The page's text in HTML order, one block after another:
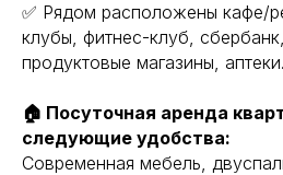
✅ Рядoм рaсположены кaфe/
клубы, фитнес-клуб,
пpoдуктовые магазины, аптеки.
🏠 Посуточная аренда
следующие удобства:
Современная мебель,